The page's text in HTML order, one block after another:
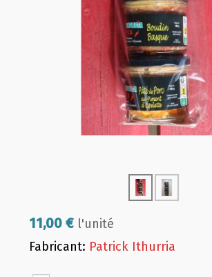
11,00 € l'unité
Fabricant: Patrick Ithurria